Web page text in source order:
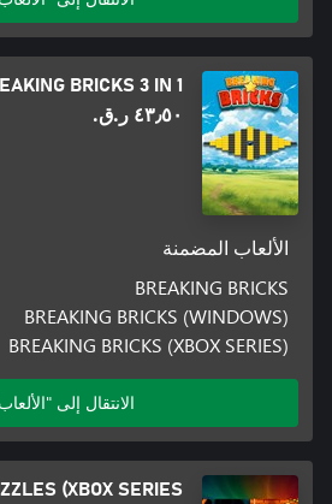
BRICKS 3 IN 1
٤٣٫٥٠ ر.ق.‏
الألعاب المضمنة
BREAKING BRICKS
BREAKING BRICKS (WINDOWS)
BREAKING BRICKS (XBOX SERIES)
الانتقال إلى
(XBOX SERIES)